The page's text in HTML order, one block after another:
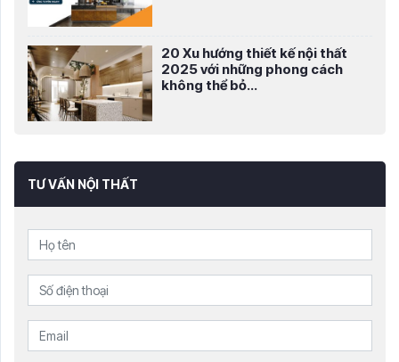
20 Xu hướng thiết kế nội thất
2025 với những phong cách
không thể bỏ...
TƯ VẤN NỘI THẤT